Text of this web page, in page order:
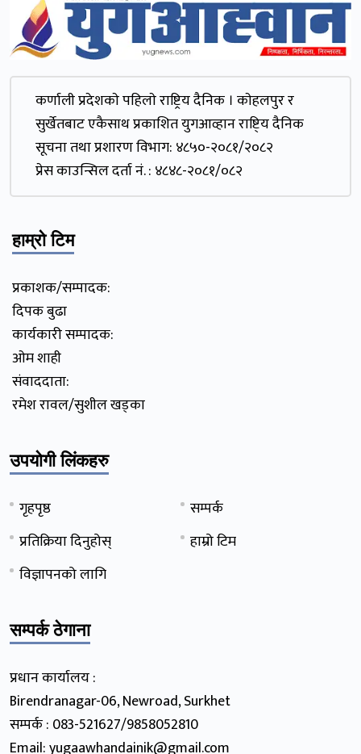
कर्णाली प्रदेशकाे पहिलाे राष्ट्रिय दैनिक । काेहलपुर र
सुर्खेतबाट एकैसाथ प्रकाशित युगआव्हान राष्टि्य दैनिक
सूचना तथा प्रशारण विभाग: ४८५०-२०८१/२०८२
प्रेस काउन्सिल दर्ता नं. : ४८४८-२०८१/०८२
हाम्रो टिम
प्रकाशक/सम्पादक:
दिपक बुढा
कार्यकारी सम्पादक:
ओम शाही
संवाददाता:
रमेश रावल/सुशील खड्का
उपयोगी लिंकहरु
गृहपृष्ठ
सम्पर्क
प्रतिक्रिया दिनुहोस्
हाम्रो टिम
विज्ञापनको लागि
सम्पर्क ठेगाना
प्रधान कार्यालय :
Birendranagar-06, Newroad, Surkhet
सम्पर्क : 083-521627/9858052810
Email: yugaawhandainik@gmail.com